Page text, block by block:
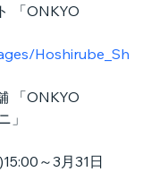
「ONKYO
Hoshirube_Sh
「ONKYO
」
～3月31日